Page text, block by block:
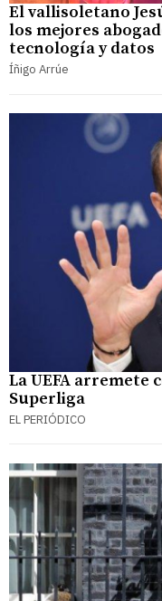
El vallisoletano
los mejores
tecnología y datos
Íñigo Arrúe
La UEFA
Superliga
EL PERIÓDICO